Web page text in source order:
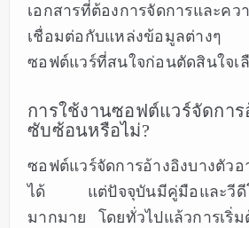
เอกสารที่ต้องการจัดการและคว
เชื่อมต่อกับแหล่งข้อมูลต่าง
ซอฟต์แวร์ที่สนใจก่อนตัดสินใจเ
การใช้งานซอฟต์แวร์จัดการ
ซับซ้อนหรือไม่?
ซอฟต์แวร์จัดการอ้างอิงบางตัว
ได้ แต่ปัจจุบันมีคู่มือและวีดีโ
มากมาย โดยทั่วไปแล้วการเริ่